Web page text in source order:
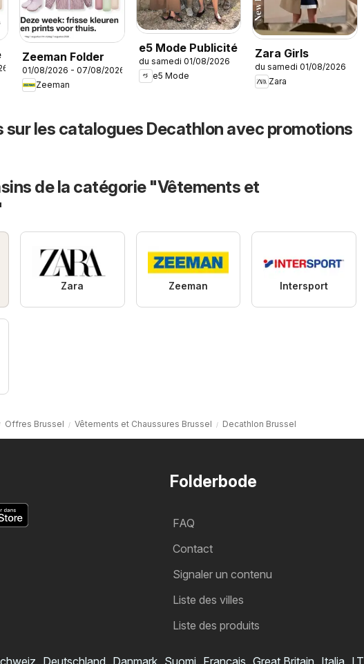
Zeeman Folder
01/08/2026 - 07/08/2026
Zeeman
e5 Mode Publicité
du samedi 01/08/2026
e5 Mode
Zara Girls
du samedi 01/08/2026
Zara
sur les catalogues Decathlon avec promotions
de la catégorie "Vêtements et
Zara Zeeman Intersport
Offres Brussel Vêtements et Chaussures Brussel Decathlon Brussel
Folderbode
FAQ
Contact
Signaler un contenu
Liste des villes
Liste des produits
Deutschland Danmark Suomi Français Great Britain Italia LT